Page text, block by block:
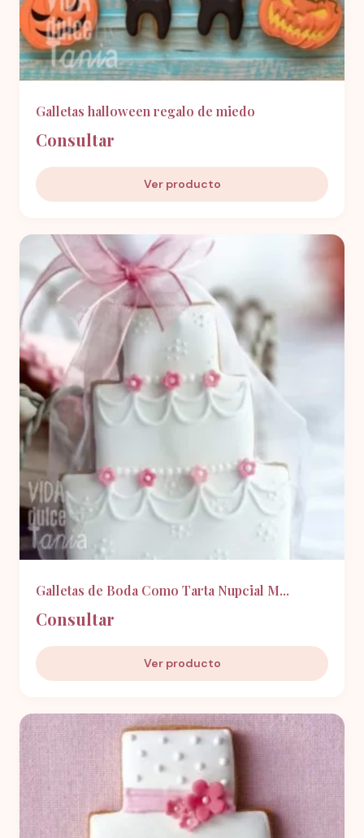
Galletas halloween regalo de miedo
Consultar
Ver producto
Galletas de Boda Como Tarta Nupcial M...
Consultar
Ver producto